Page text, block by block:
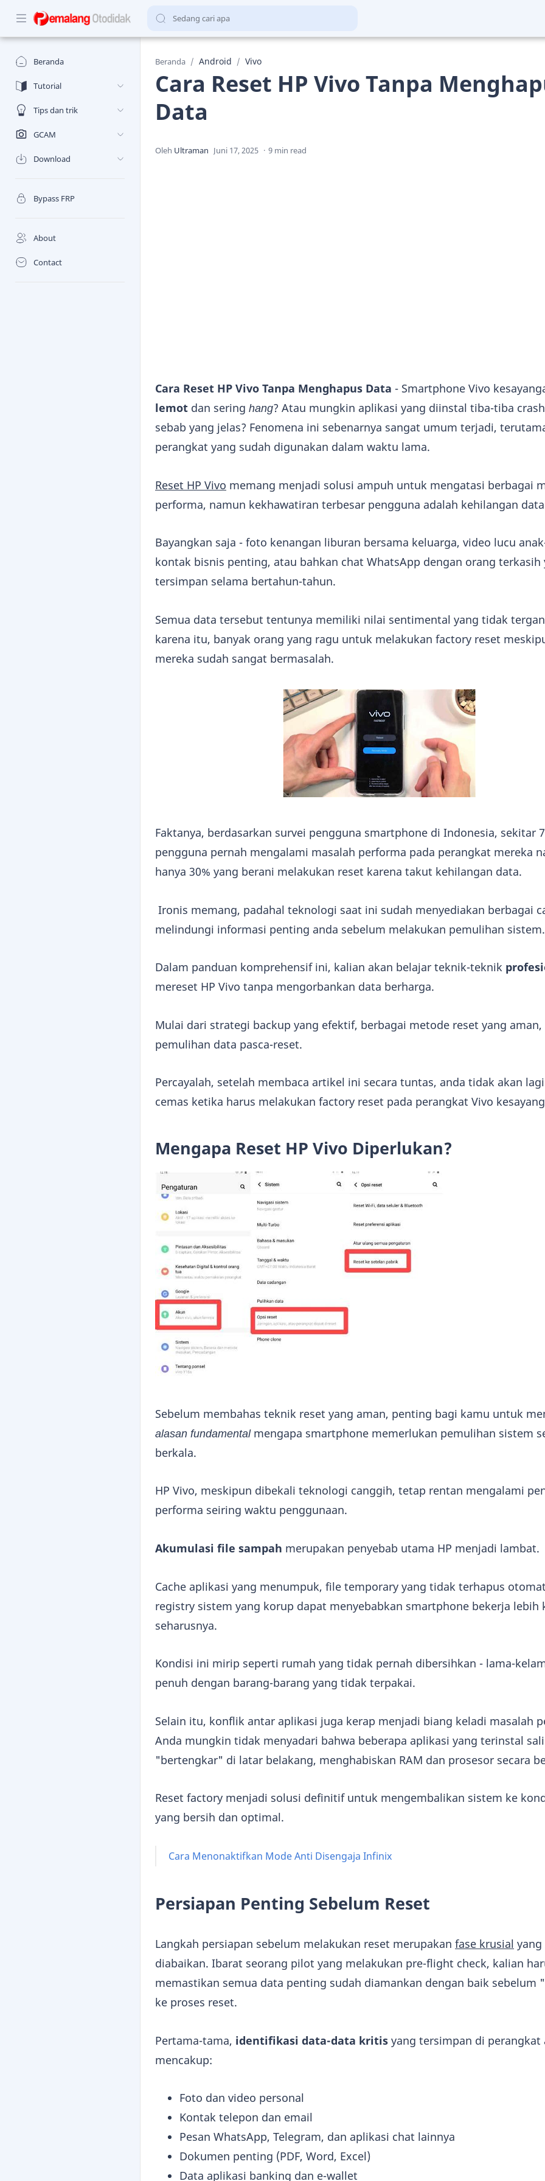
Beranda
Tutorial
Tips dan trik
GCAM
Download
Bypass FRP
About
Contact
Beranda Android Vivo
Cara Reset HP Vivo Tanpa
Data
9 min read
Cara Reset HP Vivo Tanpa Menghapus Data - Smartphone Vivo
lemot dan sering hang? Atau mungkin aplikasi yang diinstal tiba-tiba
sebab yang jelas? Fenomena ini sebenarnya sangat umum terjadi,
perangkat yang sudah digunakan dalam waktu lama.
Reset HP Vivo memang menjadi solusi ampuh untuk mengatasi berbagai
performa, namun kekhawatiran terbesar pengguna adalah kehilangan
Bayangkan saja - foto kenangan liburan bersama keluarga, video lucu
kontak bisnis penting, atau bahkan chat WhatsApp dengan orang terkasih
tersimpan selama bertahun-tahun.
Semua data tersebut tentunya memiliki nilai sentimental yang tidak
karena itu, banyak orang yang ragu untuk melakukan factory reset
mereka sudah sangat bermasalah.
Faktanya, berdasarkan survei pengguna smartphone di Indonesia, sekitar
pengguna pernah mengalami masalah performa pada perangkat mereka
hanya 30% yang berani melakukan reset karena takut kehilangan data.
Ironis memang, padahal teknologi saat ini sudah menyediakan berbagai
melindungi informasi penting anda sebelum melakukan pemulihan sistem.
Dalam panduan komprehensif ini, kalian akan belajar teknik-teknik
mereset HP Vivo tanpa mengorbankan data berharga.
Mulai dari strategi backup yang efektif, berbagai metode reset yang
pemulihan data pasca-reset.
Percayalah, setelah membaca artikel ini secara tuntas, anda tidak akan
cemas ketika harus melakukan factory reset pada perangkat Vivo
Mengapa Reset HP Vivo Diperlukan?
Sebelum membahas teknik reset yang aman, penting bagi kamu untuk
alasan fundamentalmengapa smartphone memerlukan pemulihan sistem
berkala.
HP Vivo, meskipun dibekali teknologi canggih, tetap rentan mengalami
performa seiring waktu penggunaan.
Akumulasi file sampah merupakan penyebab utama HP menjadi lambat.
Cache aplikasi yang menumpuk, file temporary yang tidak terhapus
registry sistem yang korup dapat menyebabkan smartphone bekerja lebih
seharusnya.
Kondisi ini mirip seperti rumah yang tidak pernah dibersihkan - lama-
penuh dengan barang-barang yang tidak terpakai.
Selain itu, konflik antar aplikasi juga kerap menjadi biang keladi masalah
Anda mungkin tidak menyadari bahwa beberapa aplikasi yang terinstal
"bertengkar" di latar belakang, menghabiskan RAM dan prosesor secara
Reset factory menjadi solusi definitif untuk mengembalikan sistem ke
yang bersih dan optimal.
Cara Menonaktifkan Mode Anti Disengaja Infinix
Persiapan Penting Sebelum Reset
Langkah persiapan sebelum melakukan reset merupakan fase krusial
diabaikan. Ibarat seorang pilot yang melakukan pre-flight check, kalian
memastikan semua data penting sudah diamankan dengan baik sebelum
ke proses reset.
Pertama-tama, identifikasi data-data kritis yang tersimpan di perangkat
mencakup:
Foto dan video personal
Kontak telepon dan email
Pesan WhatsApp, Telegram, dan aplikasi chat lainnya
Dokumen penting (PDF, Word, Excel)
Data aplikasi banking dan e-wallet